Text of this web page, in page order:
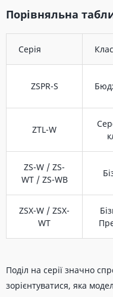
Порівняльна
Серія Клас
ZSPR-S
ZTL-W
ZS-W / ZS-
WT / ZS-WB
ZSX-W / ZSX-
WT
Поділ на серії значно
зорієнтуватися, яка